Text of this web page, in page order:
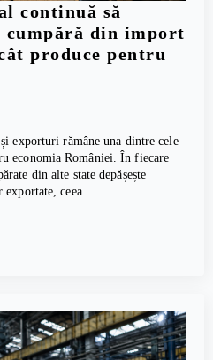
continuă să
cumpără din import
produce pentru
exporturi rămâne una dintre cele
economia României. În fiecare
din alte state depășește
ceea…